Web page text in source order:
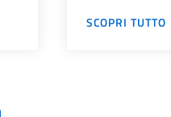
SCOPRI TUTTO